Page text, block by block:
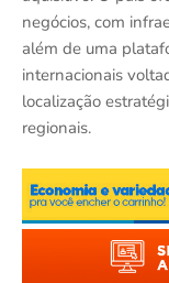
negócios, com
além de uma
internacionais
localização
regionais.